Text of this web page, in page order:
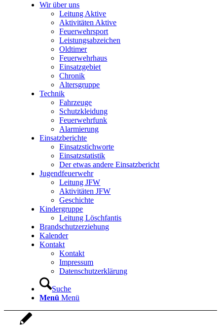
Wir über uns
Leitung Aktive
Aktivitäten Aktive
Feuerwehrsport
Leistungsabzeichen
Oldtimer
Feuerwehrhaus
Einsatzgebiet
Chronik
Altersgruppe
Technik
Fahrzeuge
Schutzkleidung
Feuerwehrfunk
Alarmierung
Einsatzberichte
Einsatzstichworte
Einsatzstatistik
Der etwas andere Einsatzbericht
Jugendfeuerwehr
Leitung JFW
Aktivitäten JFW
Geschichte
Kindergruppe
Leitung Löschfantis
Brandschutzerziehung
Kalender
Kontakt
Kontakt
Impressum
Datenschutzerklärung
Suche
Menü Menü